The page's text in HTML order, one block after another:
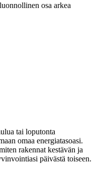
osa arkea
tai loputonta
omaa energiatasoasi.
rakennat kestävän ja
päivästä toiseen.